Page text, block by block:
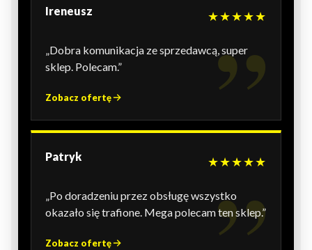
Ireneusz ★★★★★
„Dobra komunikacja ze sprzedawcą, super
sklep. Polecam.”
Zobacz ofertę
Patryk ★★★★★
„Po doradzeniu przez obsługę wszystko
okazało się trafione. Mega polecam ten sklep.”
Zobacz ofertę